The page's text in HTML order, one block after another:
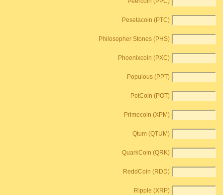
Pesetacoin (PTC)
Philosopher Stones (PHS)
Phoenixcoin (PXC)
Populous (PPT)
PotCoin (POT)
Primecoin (XPM)
Qtum (QTUM)
QuarkCoin (QRK)
ReddCoin (RDD)
Ripple (XRP)